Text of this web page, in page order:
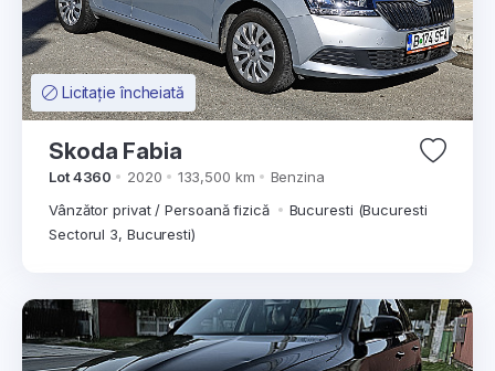
Licitație încheiată
Skoda Fabia
Lot 4360 2020 133,500 km
Benzina
Vânzător privat / Persoană fizică
Bucuresti (Bucuresti
Sectorul 3, Bucuresti)